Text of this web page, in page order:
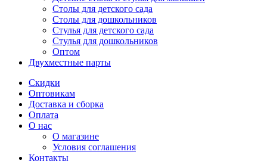
Столы для детского сада
Столы для дошкольников
Стулья для детского сада
Стулья для дошкольников
Оптом
Двухместные парты
Скидки
Оптовикам
Доставка и сборка
Оплата
О нас
О магазине
Условия соглашения
Контакты